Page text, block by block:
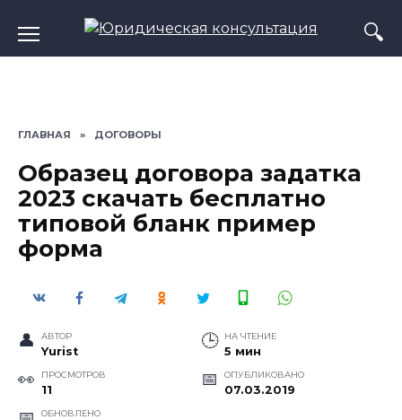
содержанию
ГЛАВНАЯ » ДОГОВОРЫ
Образец договора задатка
2023 скачать бесплатно
типовой бланк пример
форма
АВТОР
Yurist
НА ЧТЕНИЕ
5 мин
ПРОСМОТРОВ
11
ОПУБЛИКОВАНО
07.03.2019
ОБНОВЛЕНО